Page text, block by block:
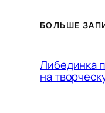
БОЛЬШЕ
Либединка
на